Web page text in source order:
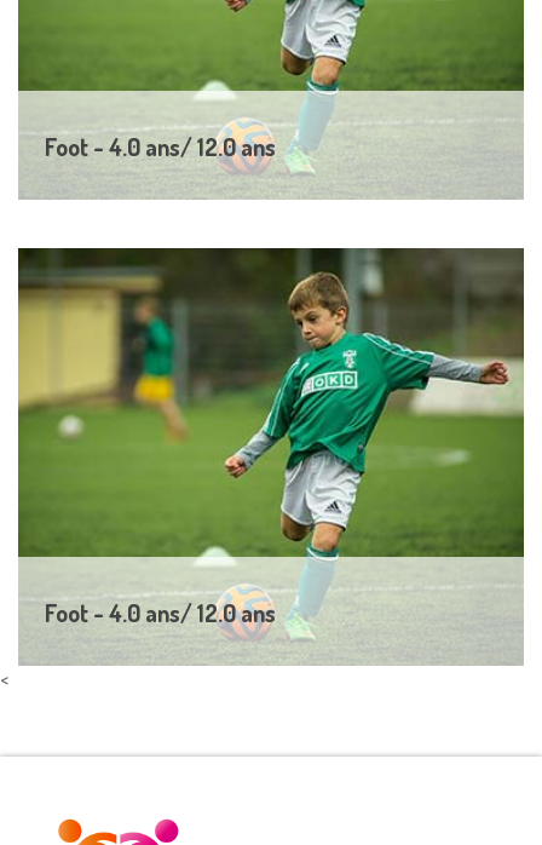
Foot - 4.0 ans/ 12.0 ans
jeunes (4...
Foot - 4.0 ans/ 12.0 ans
jeunes (4...
+ d'infos
<